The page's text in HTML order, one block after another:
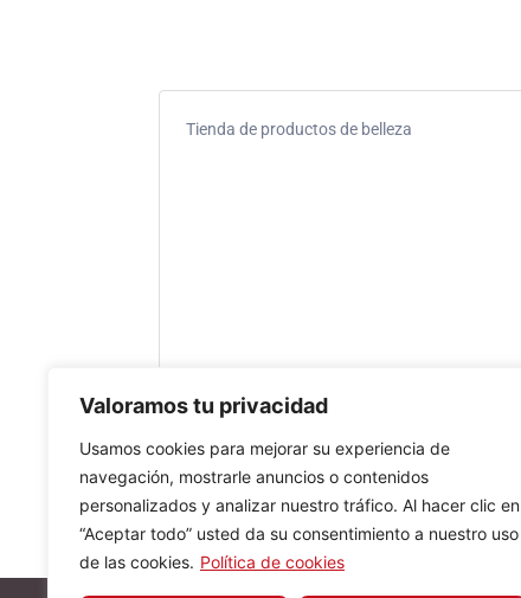
Valoramos tu privacidad
Usamos cookies para mejorar su experiencia de
navegación, mostrarle anuncios o contenidos
personalizados y analizar nuestro tráfico. Al hacer clic en
“Aceptar todo” usted da su consentimiento a nuestro uso
de las cookies. Política de cookies
Tienda de productos de belleza